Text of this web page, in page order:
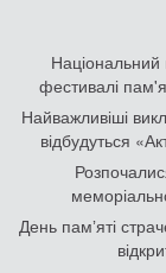
Національний
фестивалі
Найважливіші
відбудуться
День памʼяті